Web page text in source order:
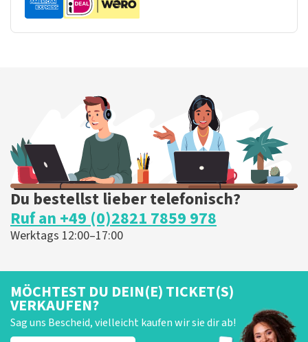
Du bestellst lieber telefonisch?
Ruf an +49 (0)2821 7859 978
Werktags 12:00–17:00
MÖCHTEST DU DEIN(E) TICKET(S)
VERKAUFEN?
Sag uns Bescheid, vielleicht kaufen wir sie dir ab!